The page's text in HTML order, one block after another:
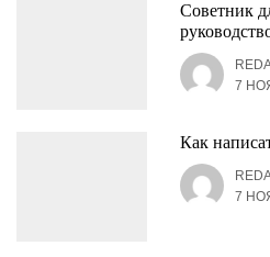
Советник
7
Как
7